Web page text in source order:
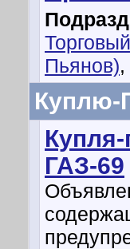
Пьянов),
Куплю-
ГАЗ-69